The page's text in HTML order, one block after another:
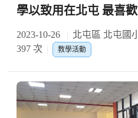
學以致用在北屯 最喜
2023-10-26 北屯區 北屯國
397 次
教學活動